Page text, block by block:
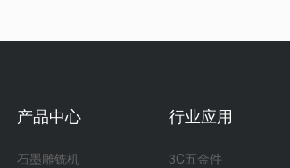
产品中心
石墨雕铣机
行业应用
3C五金件